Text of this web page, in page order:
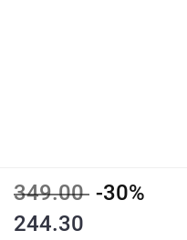
349.00 -30%
244.30